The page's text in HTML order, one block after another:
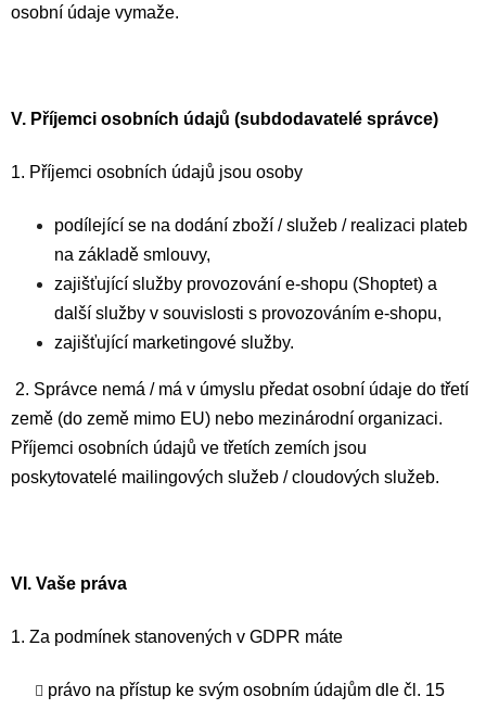
osobní údaje vymaže.
V. Příjemci osobních údajů (subdodavatelé správce)
1. Příjemci osobních údajů jsou osoby
podílející se na dodání zboží / služeb / realizaci plateb
na základě smlouvy,
zajišťující služby provozování e-shopu (Shoptet) a
další služby v souvislosti s provozováním e-shopu,
zajišťující marketingové služby.
2. Správce nemá / má v úmyslu předat osobní údaje do třetí
země (do země mimo EU) nebo mezinárodní organizaci.
Příjemci osobních údajů ve třetích zemích jsou
poskytovatelé mailingových služeb / cloudových služeb.
VI. Vaše práva
1. Za podmínek stanovených v GDPR máte
právo na přístup ke svým osobním údajům dle čl. 15